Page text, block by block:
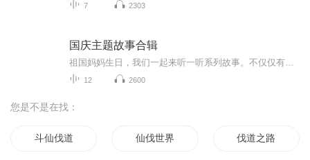
7 2303
国庆主题故事合辑
12 2600
您是不是在找：
斗仙伐道 仙伐世界 伐道之路